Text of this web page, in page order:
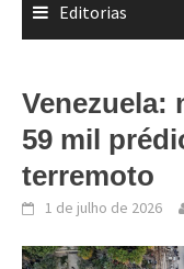
Editorias
Venezuela:
59 mil
terremoto
1 de julho de 2026